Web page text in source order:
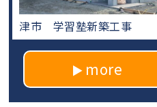
津市 学習塾新築工事
more